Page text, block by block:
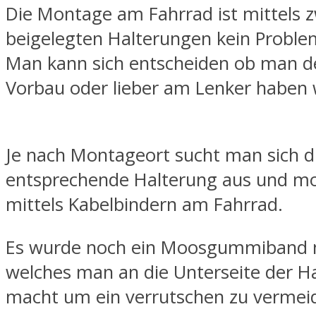
Die Montage am Fahrrad ist mittels
beigelegten Halterungen kein
Man kann sich entscheiden ob man
Vorbau oder lieber am Lenker haben
Je nach Montageort sucht man sich
entsprechende Halterung aus und
mittels Kabelbindern am Fahrrad.
Es wurde noch ein
welches man an die Unterseite der
macht um ein verrutschen zu